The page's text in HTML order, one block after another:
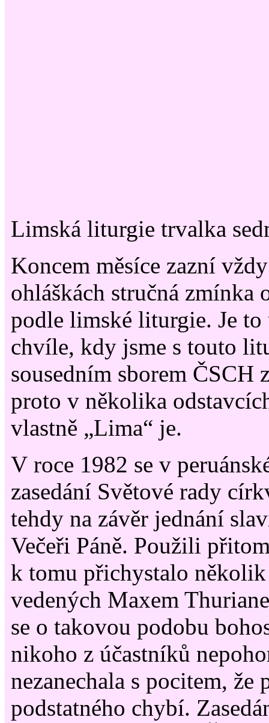
Limská liturgie trvalka
Koncem měsíce zazní
ohláškách stručná zmínka
podle limské liturgie. Je to
chvíle, kdy jsme s touto
sousedním sborem ČSCH
proto v několika
vlastně „Lima“ je.
V roce 1982 se v
zasedání Světové rady
tehdy na závěr jednání
Večeři Páně. Použili
k tomu přichystalo
vedených Maxem
se o takovou podobu
nikoho z účastníků
nezanechala s pocitem, že
podstatného chybí.